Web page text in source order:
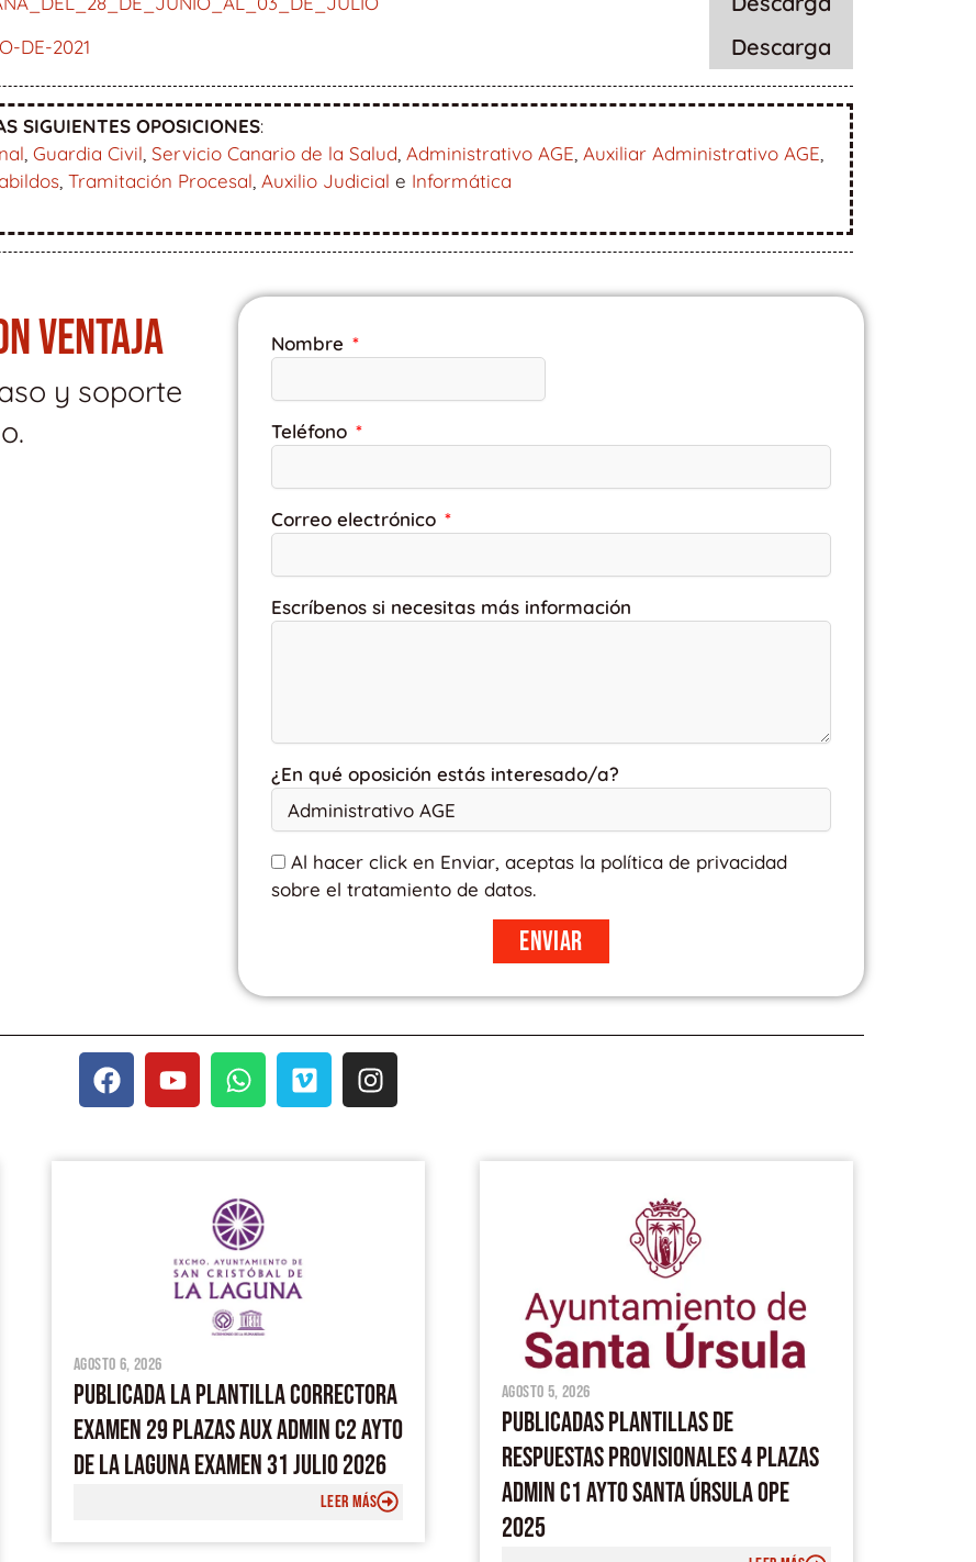
DE-2021 Descarga
SIGUIENTES OPOSICIONES:
Guardia Civil Servicio Canario de la Salud Administrativo AGE Auxiliar Administrativo AGE
Tramitación Procesal Auxilio Judicial e Informática
VENTAJA
y soporte
Nombre
Teléfono
Correo electrónico
Escríbenos si necesitas más información
¿En qué oposición estás interesado/a?
Al hacer click en Enviar, aceptas la política de privacidad
sobre el tratamiento de datos.
Enviar
F
a
Y
o
W
h
a
p
p
V
i
I
n
agosto 6, 2026
PUBLICADA LA PLANTILLA CORRECTORA
EXAMEN 29 PLAZAS AUX ADMIN C2 AYTO
DE LA LAGUNA EXAMEN 31 JULIO 2026
LEER MÁS
agosto 5, 2026
PUBLICADAS PLANTILLAS DE
RESPUESTAS PROVISIONALES 4 PLAZAS
ADMIN C1 AYTO SANTA ÚRSULA OPE
2025
PÁGINA
PÁGINA
PÁGINA
PÁGINA
PÁGINA